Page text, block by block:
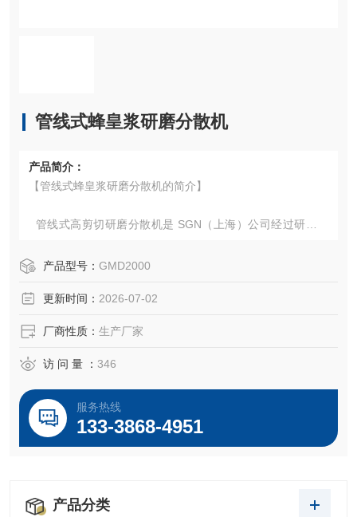
管线式蜂皇浆研磨分散机
产品简介：
【管线式蜂皇浆研磨分散机的简介】
管线式高剪切研磨分散机是 SGN（上海）公司经过研究刚
乳化均质一步到位的物料。我们将三级高剪切均质乳化机进
胶体磨磨头，使物料可以先经过胶体磨细化物料，然后再经
料要求进行更换（我们提供了2P，2
产品型号： GMD2000
更新时间： 2026-07-02
厂商性质： 生产厂家
访 问 量 ： 346
服务热线
133-3868-4951
产品分类